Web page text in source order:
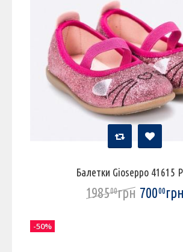
Балетки Gioseppo 41615
198500грн 70000грн
-50%